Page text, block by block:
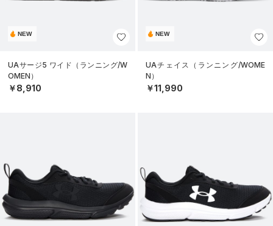
NEW
UAサージ5 ワイド（ランニング/W
OMEN）
￥8,910
NEW
UAチェイス（ランニング/WOME
N）
￥11,990